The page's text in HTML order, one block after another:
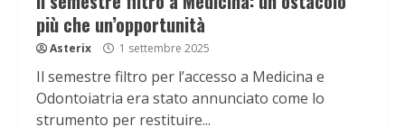
più che un’opportunità
Asterix 1 settembre 2025
Il semestre filtro per l’accesso a Medicina e
Odontoiatria era stato annunciato come lo
strumento per restituire...